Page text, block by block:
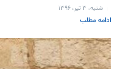
شنبه، ۳ تیر، ۱۳۹۶
ادامه مطلب